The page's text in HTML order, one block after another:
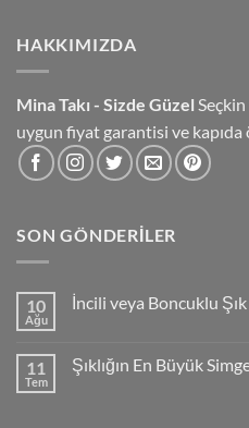
HAKKIMIZDA
Mina Takı - Sizde Güzel
uygun fiyat garantisi ve
SON GÖNDERILER
10
Ağu
İncili veya Boncuklu Şık
veya
Boncuklu
11
Tem
Şıklığın En Büyük